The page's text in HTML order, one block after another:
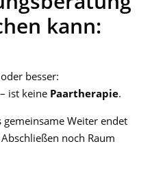
kann:
besser:
ist keine Paartherapie.
Weiter endet
noch Raum